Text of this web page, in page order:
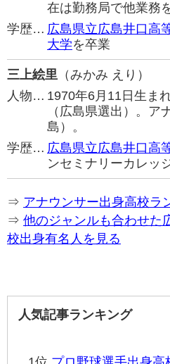
在は勤務局で他業務
学歴… 広島県立広島井口高
大学を卒業
三上絵里 （みかみ えり）
人物… 1970年6月11日生ま
（広島県選出）。ア
島）。
学歴… 広島県立広島井口高
ンセミナリーカレッ
⇒ アナウンサー出身高校ラ
⇒ 他のジャンルも合わせた
校出身有名人を見る
人気記事ランキング